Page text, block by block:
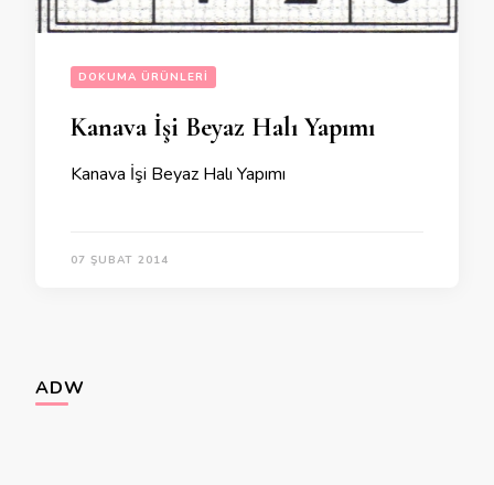
DOKUMA ÜRÜNLERI
Kanava İşi Beyaz Halı Yapımı
Kanava İşi Beyaz Halı Yapımı
07 ŞUBAT 2014
ADW